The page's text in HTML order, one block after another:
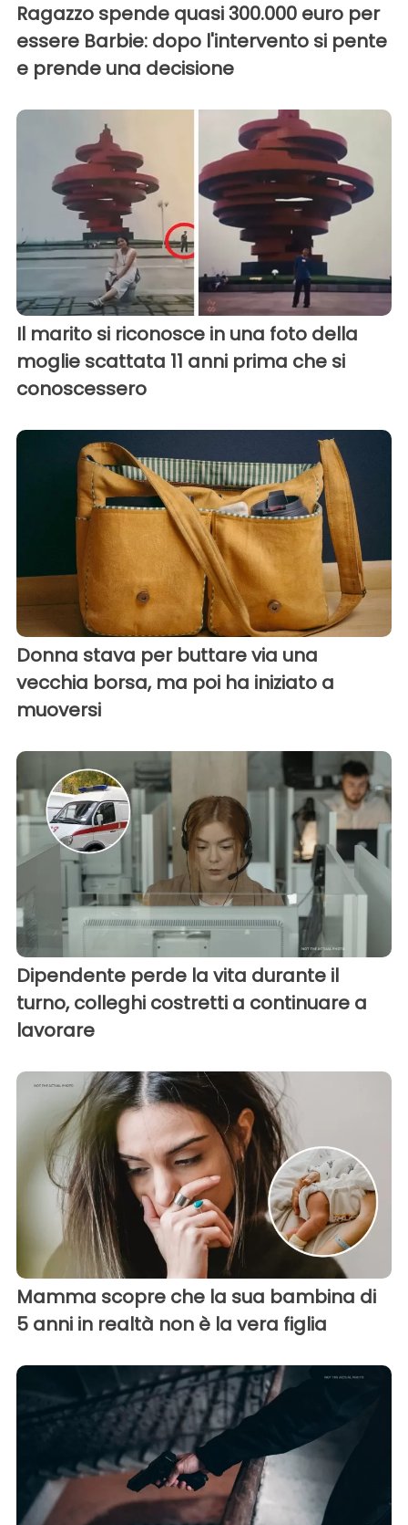
Ragazzo spende quasi 300.000 euro per
essere Barbie: dopo l'intervento si pente
e prende una decisione
Il marito si riconosce in una foto della
moglie scattata 11 anni prima che si
conoscessero
Donna stava per buttare via una
vecchia borsa, ma poi ha iniziato a
muoversi
Dipendente perde la vita durante il
turno, colleghi costretti a continuare a
lavorare
Mamma scopre che la sua bambina di
5 anni in realtà non è la vera figlia